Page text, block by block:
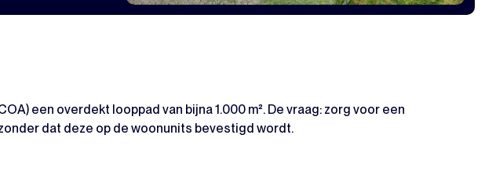
een overdekt looppad van bijna 1.000 m². De vraag: zorg voor een
dat deze op de woonunits bevestigd wordt.